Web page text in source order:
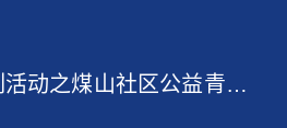
动之煤山社区公益青少